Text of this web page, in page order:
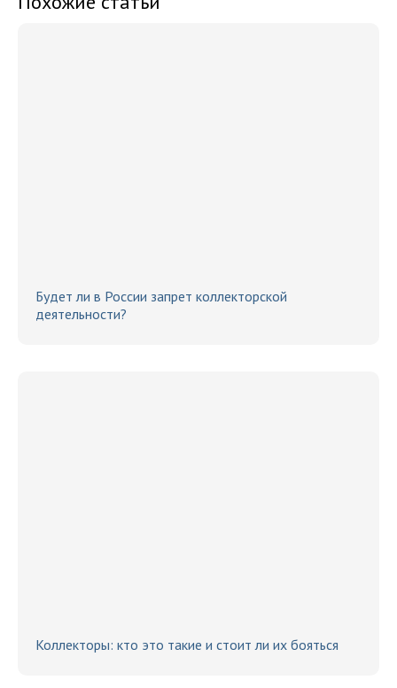
Будет ли в России запрет коллекторской
деятельности?
Коллекторы: кто это такие и стоит ли их бояться